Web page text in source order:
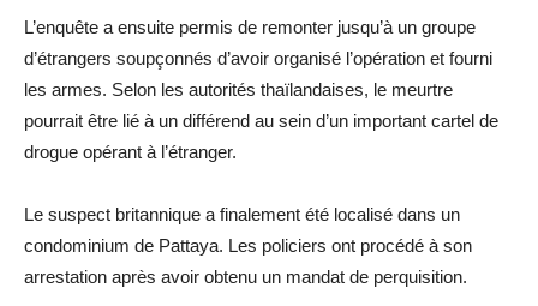
L’enquête a ensuite permis de remonter jusqu’à un groupe
d’étrangers soupçonnés d’avoir organisé l’opération et fourni
les armes. Selon les autorités thaïlandaises, le meurtre
pourrait être lié à un différend au sein d’un important cartel de
drogue opérant à l’étranger.
Le suspect britannique a finalement été localisé dans un
condominium de Pattaya. Les policiers ont procédé à son
arrestation après avoir obtenu un mandat de perquisition.